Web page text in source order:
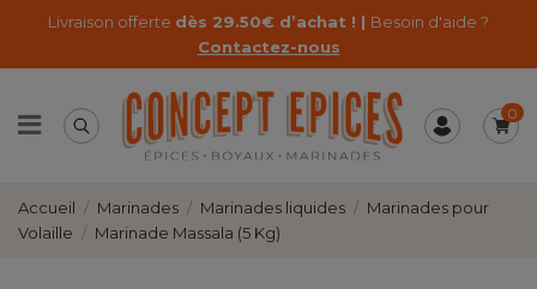
Livraison offerte dès 29.50€ d’achat ! | Besoin d'aide ?
Contactez-nous
0
Accueil Marinades Marinades liquides
Marinades pour
Volaille
Marinade Massala (5 Kg)